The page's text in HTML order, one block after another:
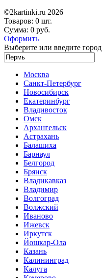
©2kartinki.ru 2026
Товаров: 0 шт.
Сумма: 0 руб.
Оформить
Выберите или введите город
Москва
Санкт-Петербург
Новосибирск
Екатеринбург
Владивосток
Омск
Архангельск
Астрахань
Балашиха
Барнаул
Белгород
Брянск
Владикавказ
Владимир
Волгоград
Волжский
Иваново
Ижевск
Иркутск
Йошкар-Ола
Казань
Калининград
Калуга